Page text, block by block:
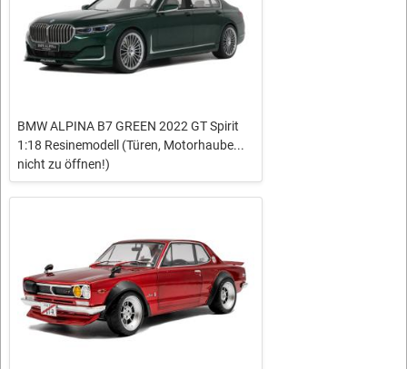
BMW ALPINA B7 GREEN 2022 GT Spirit
1:18 Resinemodell (Türen, Motorhaube...
nicht zu öffnen!)